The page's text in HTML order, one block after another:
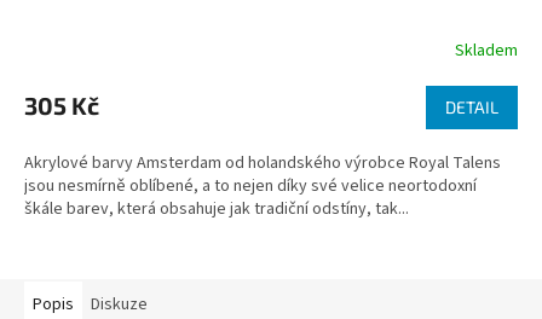
Skladem
305 Kč DETAIL
Akrylové barvy Amsterdam od holandského výrobce Royal Talens
jsou nesmírně oblíbené, a to nejen díky své velice neortodoxní
škále barev, která obsahuje jak tradiční odstíny, tak...
Popis Diskuze